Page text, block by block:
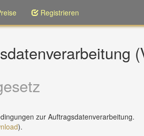
Registrieren
zur Auftragsdatenverarbeitung.
).